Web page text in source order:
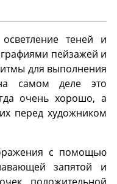
теней и
пейзажей и
для выполнения
самом деле это
очень хорошо, а
перед художником
с помощью
запятой и